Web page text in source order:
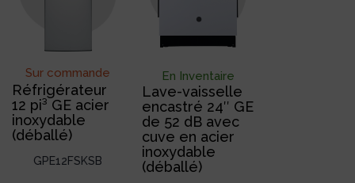
Sur commande
Réfrigérateur
12 pi³ GE acier
inoxydable
(déballé)
GPE12FSKSB
En Inventaire
Lave-vaisselle
encastré 24″ GE
de 52 dB avec
cuve en acier
inoxydable
(déballé)